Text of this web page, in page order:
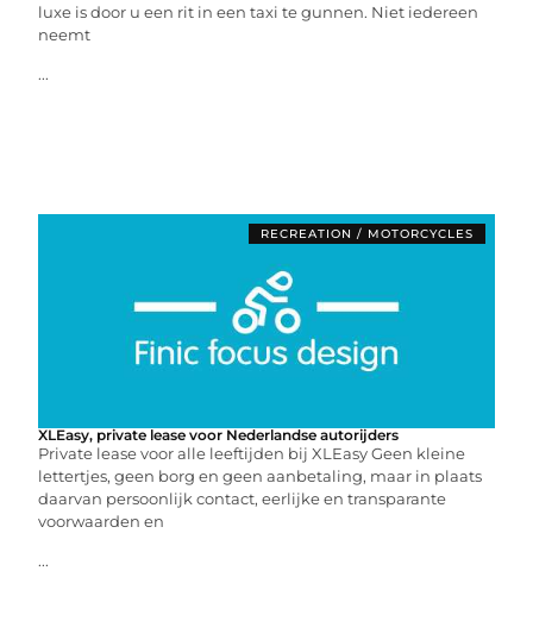
luxe is door u een rit in een taxi te gunnen. Niet iedereen
neemt
...
RECREATION / MOTORCYCLES
XLEasy, private lease voor Nederlandse autorijders
Private lease voor alle leeftijden bij XLEasy Geen kleine
lettertjes, geen borg en geen aanbetaling, maar in plaats
daarvan persoonlijk contact, eerlijke en transparante
voorwaarden en
...